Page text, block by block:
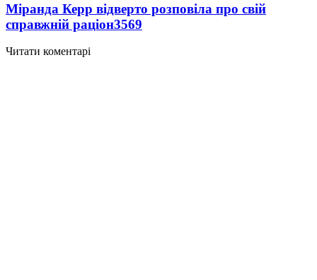
Міранда Керр відверто розповіла про свій
справжній раціон3569
Читати коментарі